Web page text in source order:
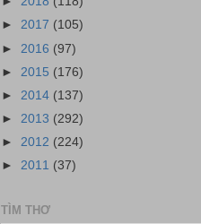
► 2017 (105)
► 2016 (97)
► 2015 (176)
► 2014 (137)
► 2013 (292)
► 2012 (224)
► 2011 (37)
TÌM THƠ